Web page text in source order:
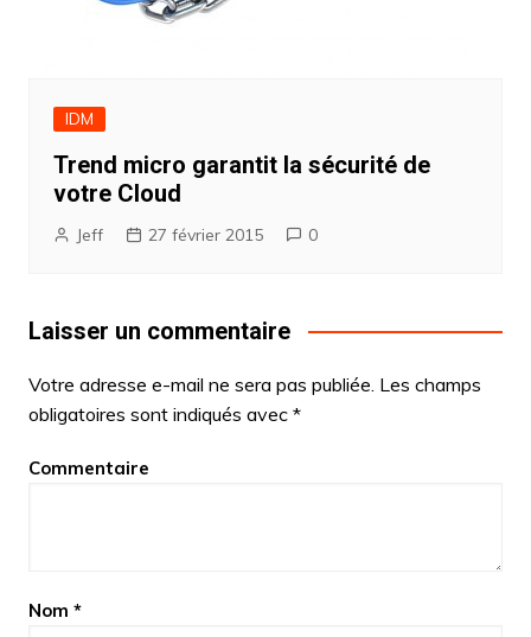
IDM
Trend micro garantit la sécurité de
votre Cloud
Jeff 27 février 2015 0
Laisser un commentaire
Votre adresse e-mail ne sera pas publiée. Les champs
obligatoires sont indiqués avec *
Commentaire
Nom *